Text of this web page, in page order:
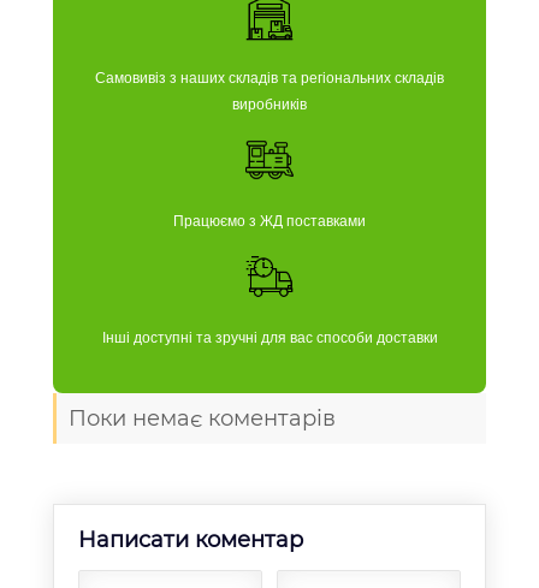
Самовивіз з наших складів та регіональних складів
виробників
Працюємо з ЖД поставками
Інші доступні та зручні для вас способи доставки
Поки немає коментарів
Написати коментар